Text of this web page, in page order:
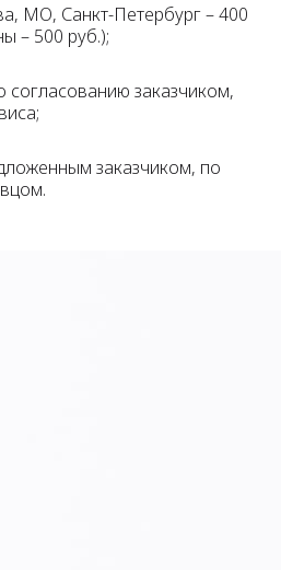
МО, Санкт-Петербург – 400
– 500 руб.);
согласованию заказчиком,
заказчиком, по